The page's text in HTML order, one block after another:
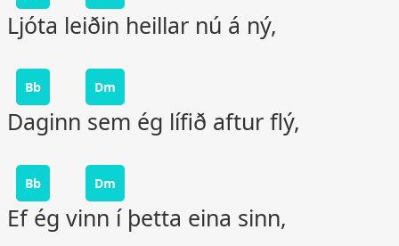
Ljóta leiðin heillar nú á ný,
Bb Dm
Daginn sem ég lífið aftur flý,
Bb Dm
Ef ég vinn í þetta eina sinn,